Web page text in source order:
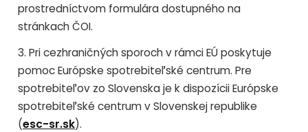
prostredníctvom formulára dostupného na
stránkach ČOI.
3. Pri cezhraničných sporoch v rámci EÚ poskytuje
pomoc Európske spotrebiteľské centrum. Pre
spotrebiteľov zo Slovenska je k dispozícii Európske
spotrebiteľské centrum v Slovenskej republike
(esc-sr.sk).